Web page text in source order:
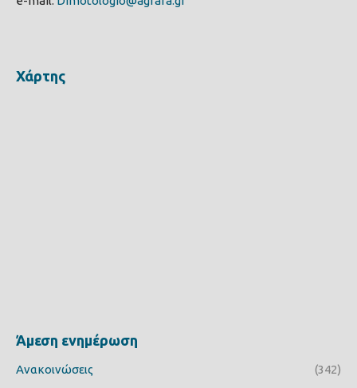
Χάρτης
Άμεση ενημέρωση
Ανακοινώσεις
(342)